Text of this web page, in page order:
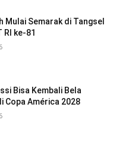
Mulai Semarak di Tangsel
RI ke-81
Bisa Kembali Bela
Copa América 2028